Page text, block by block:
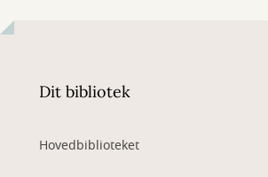
Dit bibliotek
Hovedbiblioteket